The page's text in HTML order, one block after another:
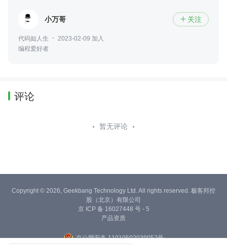
小万哥  关注
代码如人生
2023-02-09 加入
编程爱好者
评论
暂无评论
Copyright © 2026, Geekbang Technology Ltd. All rights reserved. 极客邦控
股（北京）有限公司
京 ICP 备 16027448 号 - 5
产品资质
京公网安备 11010502039052号